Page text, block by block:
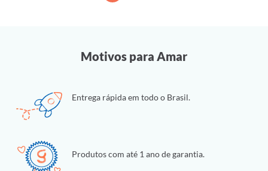
Motivos para Amar
Entrega rápida em todo o Brasil.
Produtos com até 1 ano de garantia.